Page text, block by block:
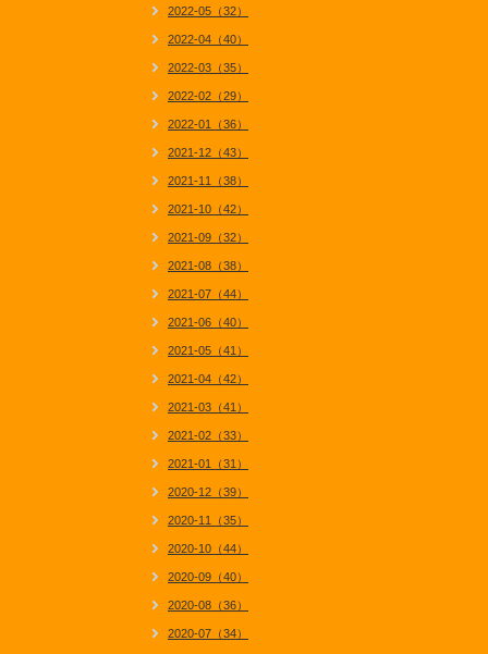
2022-05（32）
2022-04（40）
2022-03（35）
2022-02（29）
2022-01（36）
2021-12（43）
2021-11（38）
2021-10（42）
2021-09（32）
2021-08（38）
2021-07（44）
2021-06（40）
2021-05（41）
2021-04（42）
2021-03（41）
2021-02（33）
2021-01（31）
2020-12（39）
2020-11（35）
2020-10（44）
2020-09（40）
2020-08（36）
2020-07（34）